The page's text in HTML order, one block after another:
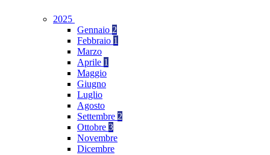
2025
Gennaio 2
Febbraio 1
Marzo
Aprile 1
Maggio
Giugno
Luglio
Agosto
Settembre 2
Ottobre 3
Novembre
Dicembre